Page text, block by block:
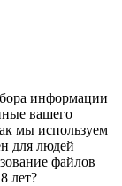
информации
вашего
мы используем
для людей
файлов
лет?